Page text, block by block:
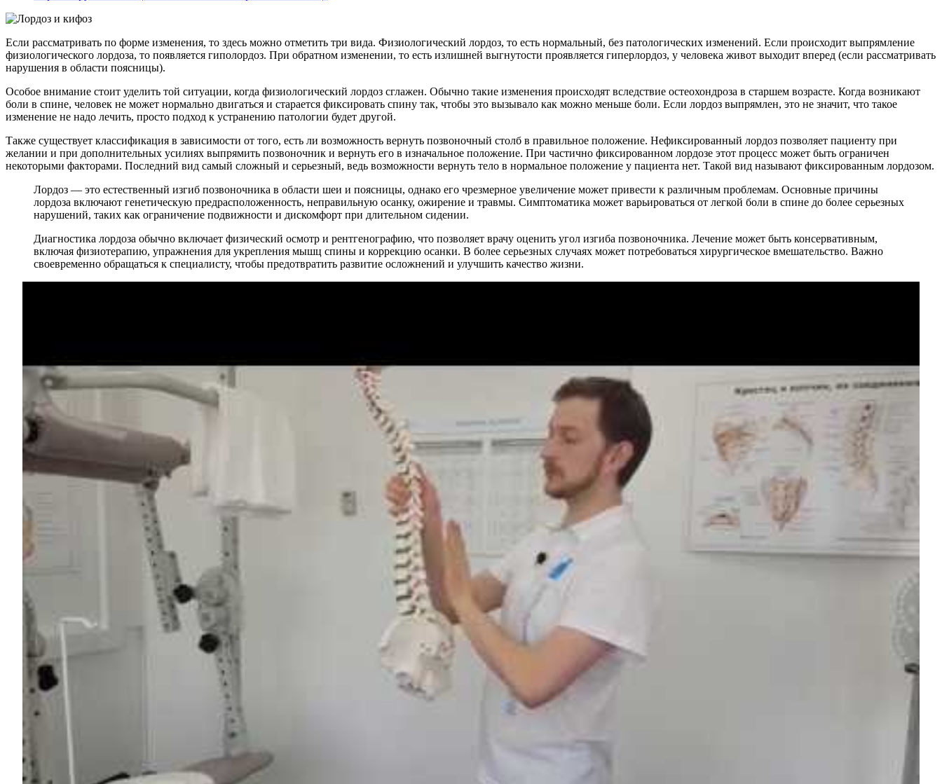
Если рассматривать по форме изменения, то здесь можно отметить три вида. Физиологический лордоз, то есть нормальный, без патологических изменений. Если происходит выпрямление
физиологического лордоза, то появляется гиполордоз. При обратном изменении, то есть излишней выгнутости проявляется гиперлордоз, у человека живот выходит вперед (если рассматривать
нарушения в области поясницы).
Особое внимание стоит уделить той ситуации, когда физиологический лордоз сглажен. Обычно такие изменения происходят вследствие остеохондроза в старшем возрасте. Когда возникают
боли в спине, человек не может нормально двигаться и старается фиксировать спину так, чтобы это вызывало как можно меньше боли. Если лордоз выпрямлен, это не значит, что такое
изменение не надо лечить, просто подход к устранению патологии будет другой.
Также существует классификация в зависимости от того, есть ли возможность вернуть позвоночный столб в правильное положение. Нефиксированный лордоз позволяет пациенту при
желании и при дополнительных усилиях выпрямить позвоночник и вернуть его в изначальное положение. При частично фиксированном лордозе этот процесс может быть ограничен
некоторыми факторами. Последний вид самый сложный и серьезный, ведь возможности вернуть тело в нормальное положение у пациента нет. Такой вид называют фиксированным лордозом.
Лордоз — это естественный изгиб позвоночника в области шеи и поясницы, однако его чрезмерное увеличение может привести к различным проблемам. Основные причины
лордоза включают генетическую предрасположенность, неправильную осанку, ожирение и травмы. Симптоматика может варьироваться от легкой боли в спине до более серьезных
нарушений, таких как ограничение подвижности и дискомфорт при длительном сидении.
Диагностика лордоза обычно включает физический осмотр и рентгенографию, что позволяет врачу оценить угол изгиба позвоночника. Лечение может быть консервативным,
включая физиотерапию, упражнения для укрепления мышц спины и коррекцию осанки. В более серьезных случаях может потребоваться хирургическое вмешательство. Важно
своевременно обращаться к специалисту, чтобы предотвратить развитие осложнений и улучшить качество жизни.